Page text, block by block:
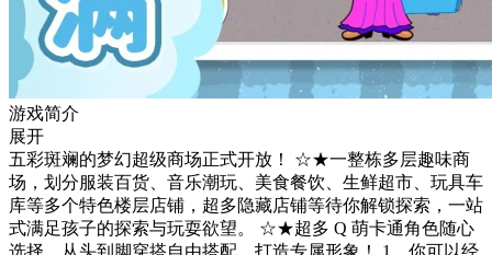
游戏简介
展开
五彩斑斓的梦幻超级商场正式开放！ ☆★一整栋多层趣味商
场，划分服装百货、音乐潮玩、美食餐饮、生鲜超市、玩具车
库等多个特色楼层店铺，超多隐藏店铺等待你解锁探索，一站
式满足孩子的探索与玩耍欲望。 ☆★超多 Q 萌卡通角色随心
选择，从头到脚穿搭自由搭配，打造专属形象！ 1、你可以经